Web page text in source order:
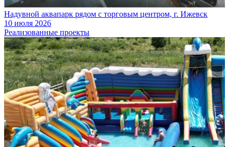
Надувной аквапарк рядом с торговым центром, г. Ижевск
10 июля 2026
Реализованные проекты